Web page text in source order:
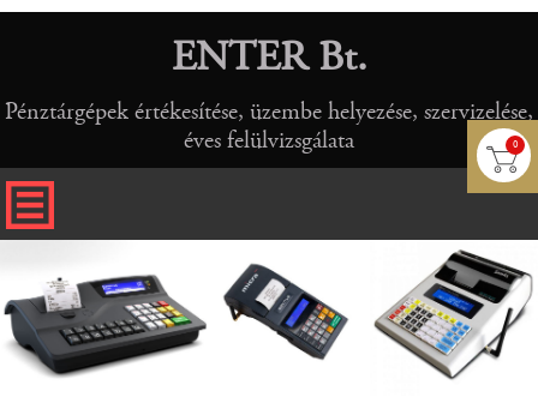
0
ENTER Bt.
Pénztárgépek értékesítése, üzembe helyezése, szervizelése,
éves felülvizsgálata